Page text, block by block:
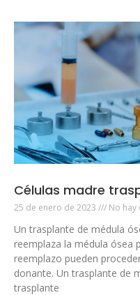
Células madre
25 de enero de 2023 No
Un trasplante de médula
reemplaza la médula ósea
reemplazo pueden
donante. Un trasplante de
trasplante